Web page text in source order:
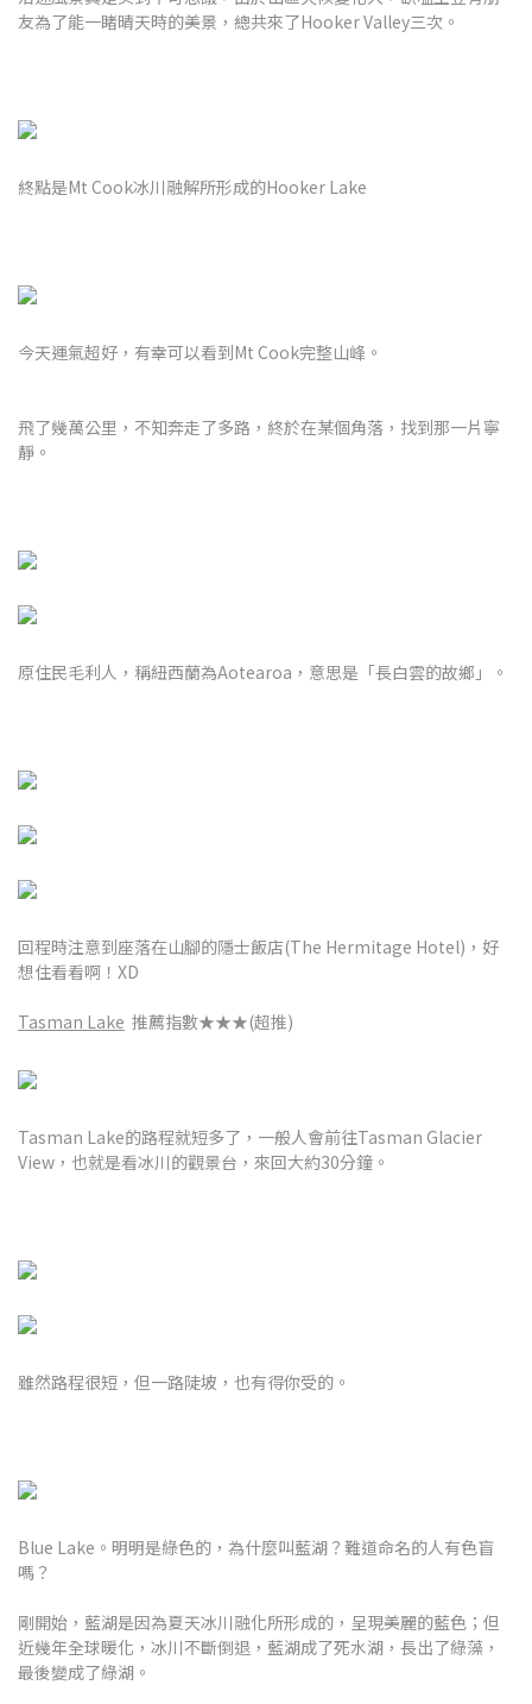
友為了能一睹晴天時的美景，總共來了Hooker Valley三次。
終點是Mt Cook冰川融解所形成的Hooker Lake
今天運氣超好，有幸可以看到Mt Cook完整山峰。
飛了幾萬公里，不知奔走了多路，終於在某個角落，找到那一片寧
靜。
原住民毛利人，稱紐西蘭為Aotearoa，意思是「長白雲的故鄉」。
回程時注意到座落在山腳的隱士飯店(The Hermitage Hotel)，好
想住看看啊！XD
Tasman Lake 推薦指數★★★(超推)
Tasman Lake的路程就短多了，一般人會前往Tasman Glacier
View，也就是看冰川的觀景台，來回大約30分鐘。
雖然路程很短，但一路陡坡，也有得你受的。
Blue Lake。明明是綠色的，為什麼叫藍湖？難道命名的人有色盲
嗎？
剛開始，藍湖是因為夏天冰川融化所形成的，呈現美麗的藍色；但
近幾年全球暖化，冰川不斷倒退，藍湖成了死水湖，長出了綠藻，
最後變成了綠湖。